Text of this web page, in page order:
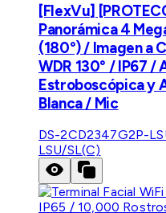
[FlexVu]
Panorámica 4
(180°) / Imagen a
WDR 130° / IP67 /
Estroboscópica y
Blanca / Mic
DS-2CD2347G2P-
LSU/SL(C)